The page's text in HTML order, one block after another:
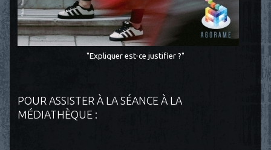
"Expliquer est-ce justifier ?"
POUR ASSISTER À LA SÉANCE À LA
MÉDIATHÈQUE :